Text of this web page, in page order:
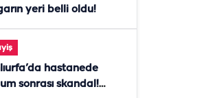
yeri belli oldu!
hastanede
sonrası skandal!